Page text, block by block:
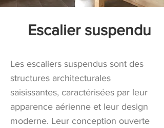
Escalier suspendu
Les escaliers suspendus sont des
structures architecturales
saisissantes, caractérisées par leur
apparence aérienne et leur design
moderne. Leur conception ouverte